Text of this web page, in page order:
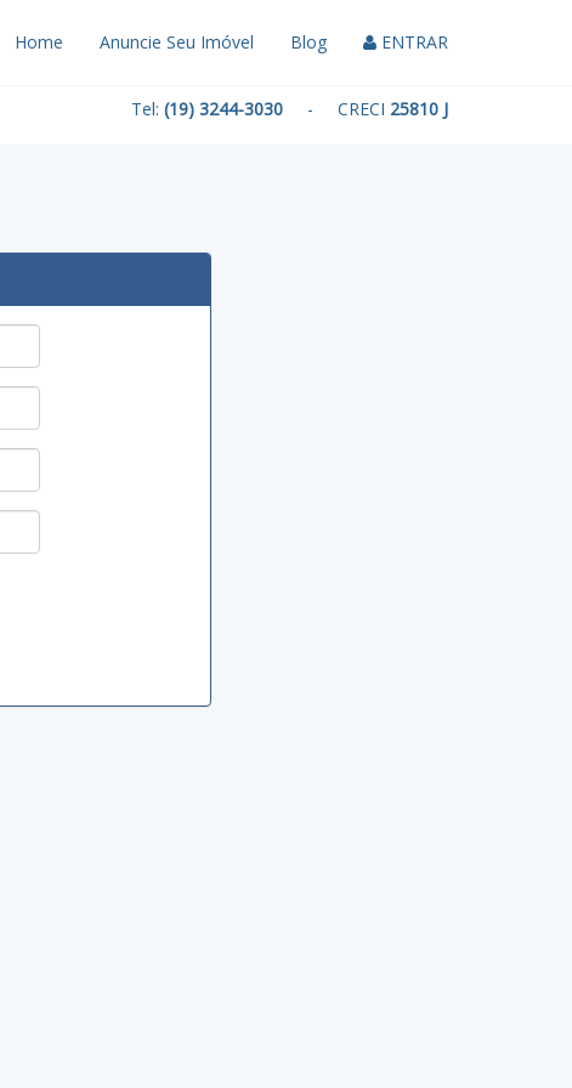
Home Anuncie Seu Imóvel Blog ENTRAR
Tel: (19) 3244-3030 - CRECI 25810 J